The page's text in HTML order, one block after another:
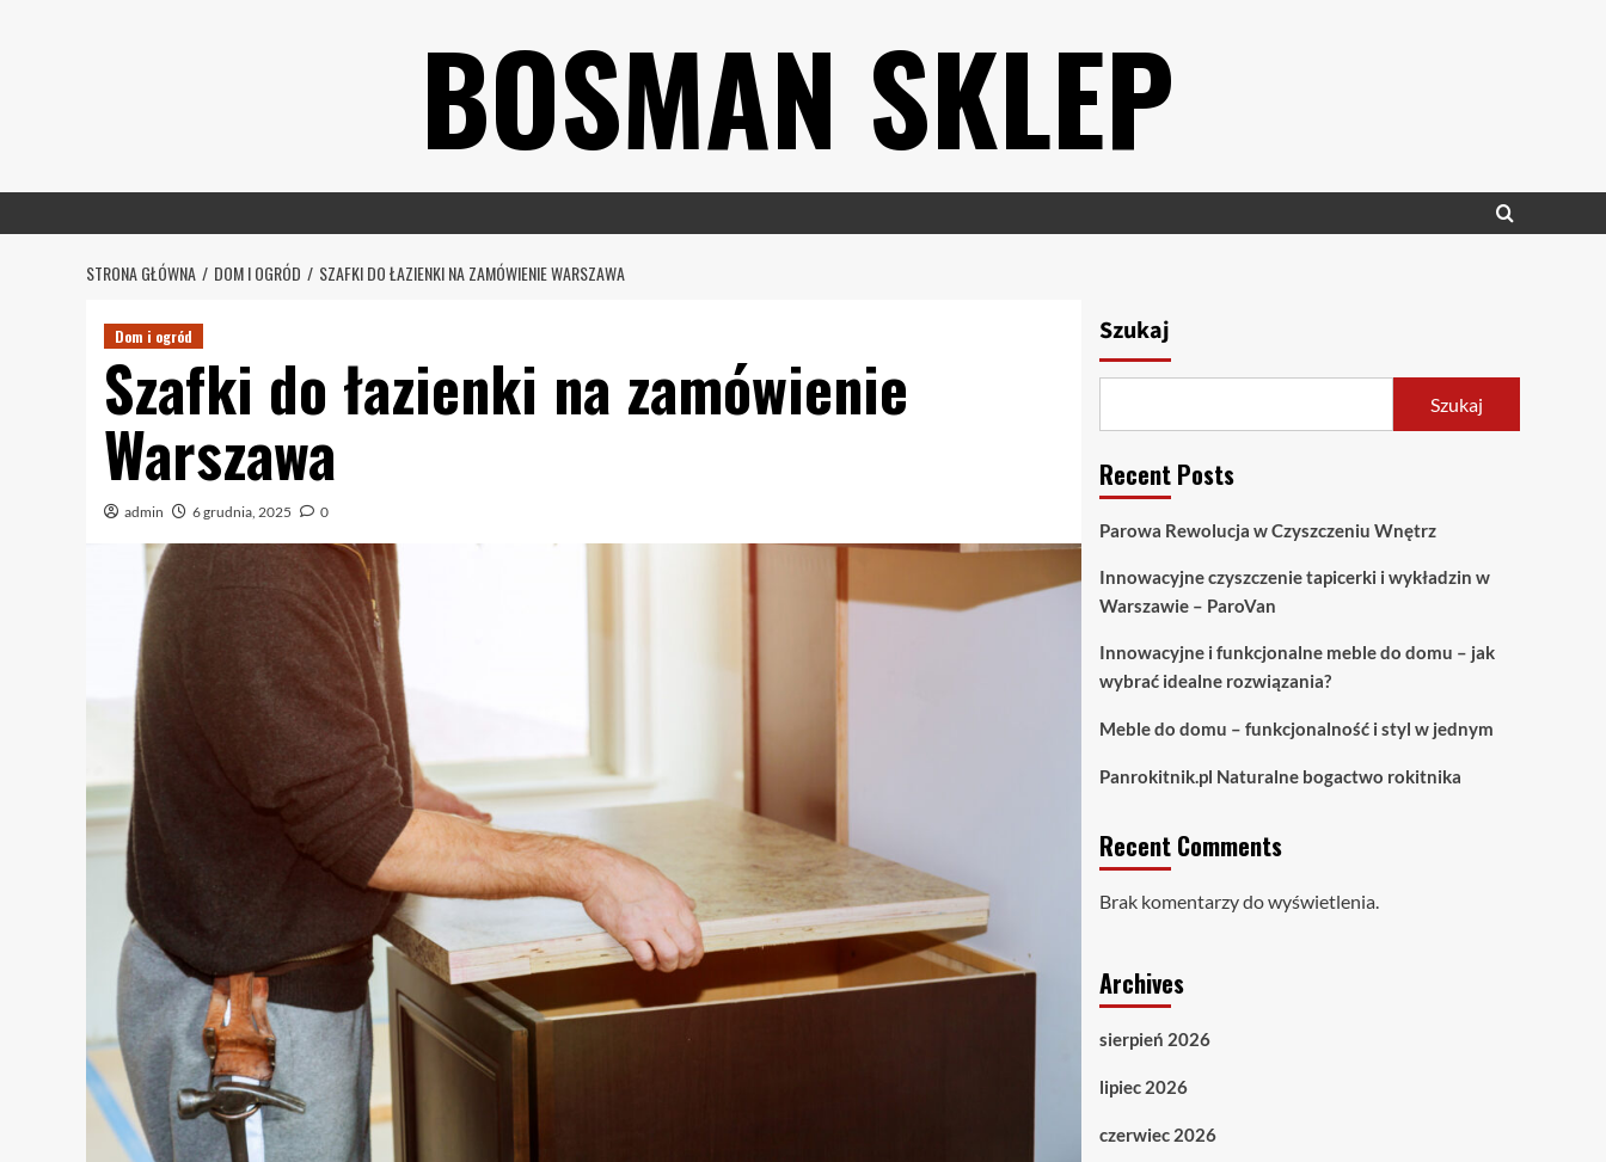
BOSMAN SKLEP
STRONA GŁÓWNA DOM I OGRÓD SZAFKI DO ŁAZIENKI NA ZAMÓWIENIE WARSZAWA
Dom i ogród
Szafki do łazienki na zamówienie
Warszawa
admin 6 grudnia, 2025 0
Szukaj
Szukaj
Recent Posts
Parowa Rewolucja w Czyszczeniu Wnętrz
Innowacyjne czyszczenie tapicerki i wykładzin w
Warszawie – ParoVan
Innowacyjne i funkcjonalne meble do domu – jak
wybrać idealne rozwiązania?
Meble do domu – funkcjonalność i styl w jednym
Panrokitnik.pl Naturalne bogactwo rokitnika
Recent Comments
Brak komentarzy do wyświetlenia.
Archives
sierpień 2026
lipiec 2026
czerwiec 2026